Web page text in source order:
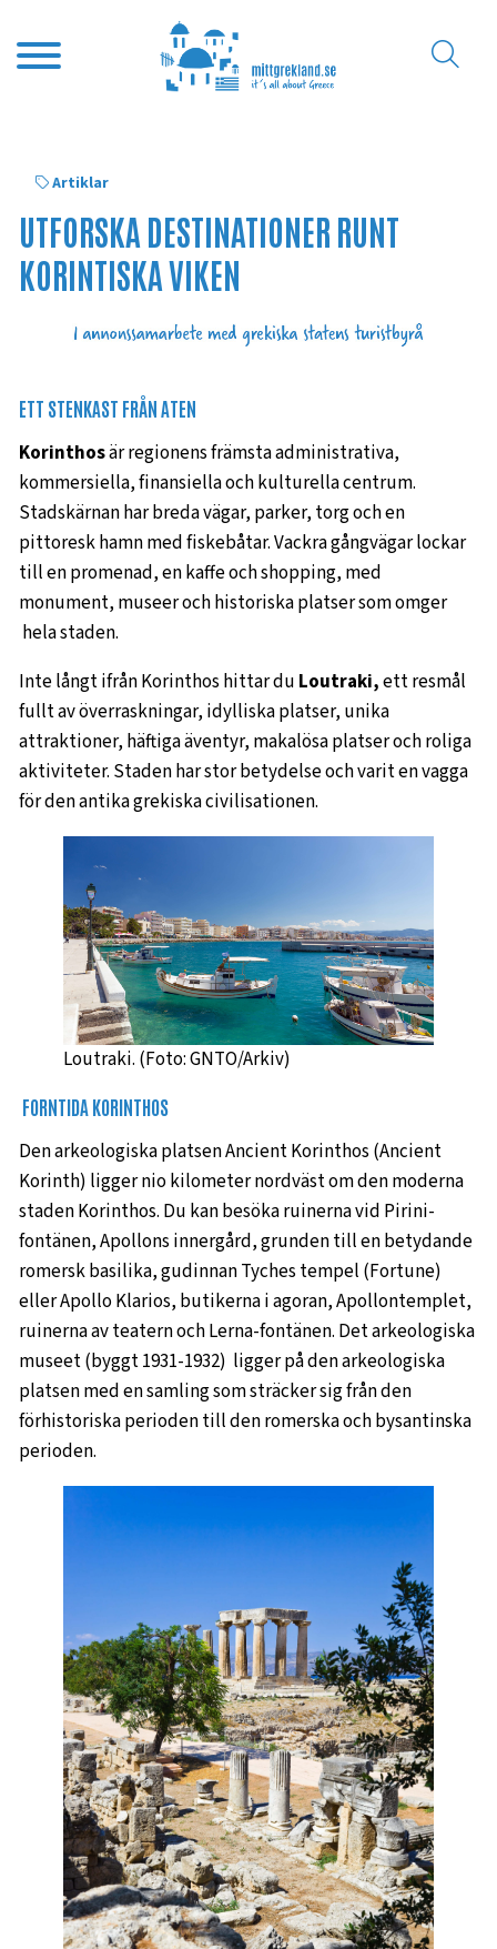
Artiklar
UTFORSKA DESTINATIONER RUNT
KORINTISKA VIKEN
ETT STENKAST FRÅN ATEN
Korinthosär regionens främsta administrativa,
kommersiella, finansiella och kulturella centrum.
Stadskärnan har breda vägar, parker, torg och en
pittoresk hamn med fiskebåtar. Vackra gångvägar lockar
till en promenad, en kaffe och shopping, med
monument, museer och historiska platser som omger
hela staden.
Inte långt ifrån Korinthos hittar du Loutraki,ett resmål
fullt av överraskningar, idylliska platser, unika
attraktioner, häftiga äventyr, makalösa platser och roliga
aktiviteter. Staden har stor betydelse och varit en vagga
för den antika grekiska civilisationen.
Loutraki. (Foto: GNTO/Arkiv)
FORNTIDA KORINTHOS
Den arkeologiska platsen Ancient Korinthos (Ancient
Korinth) ligger nio kilometer nordväst om den moderna
staden Korinthos. Du kan besöka ruinerna vid Pirini-
fontänen, Apollons innergård, grunden till en betydande
romersk basilika, gudinnan Tyches tempel (Fortune)
eller Apollo Klarios, butikerna i agoran, Apollontemplet,
ruinerna av teatern och Lerna-fontänen. Det arkeologiska
museet (byggt 1931-1932) ligger på den arkeologiska
platsen med en samling som sträcker sig från den
förhistoriska perioden till den romerska och bysantinska
perioden.